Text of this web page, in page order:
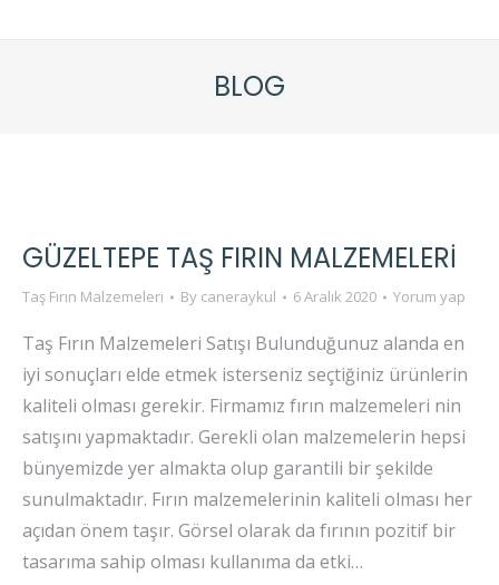
BLOG
GÜZELTEPE TAŞ FIRIN MALZEMELERI
Taş Fırın Malzemeleri By caneraykul 6 Aralık 2020 Yorum yap
Taş Fırın Malzemeleri Satışı Bulunduğunuz alanda en
iyi sonuçları elde etmek isterseniz seçtiğiniz ürünlerin
kaliteli olması gerekir. Firmamız fırın malzemeleri nin
satışını yapmaktadır. Gerekli olan malzemelerin hepsi
bünyemizde yer almakta olup garantili bir şekilde
sunulmaktadır. Fırın malzemelerinin kaliteli olması her
açıdan önem taşır. Görsel olarak da fırının pozitif bir
tasarıma sahip olması kullanıma da etki…